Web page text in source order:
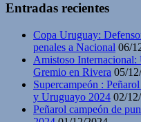
Entradas recientes
Copa Uruguay:
penales a Nacional 06/
Amistoso
Gremio en Rivera 05/
Supercampeón :
y Uruguayo 2024 02/
Peñarol campeón de